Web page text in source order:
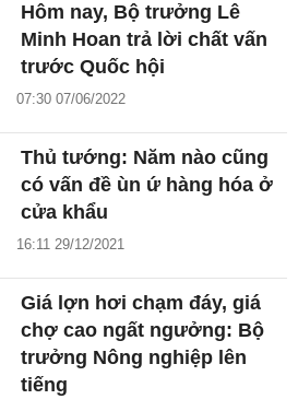
Hôm nay, Bộ trưởng Lê
Minh Hoan trả lời chất vấn
trước Quốc hội
07:30 07/06/2022
Thủ tướng: Năm nào cũng
có vấn đề ùn ứ hàng hóa ở
cửa khẩu
16:11 29/12/2021
Giá lợn hơi chạm đáy, giá
chợ cao ngất ngưởng: Bộ
trưởng Nông nghiệp lên
tiếng